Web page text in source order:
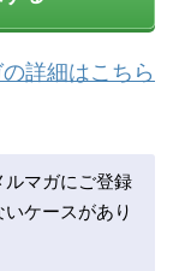
詳細はこちら
マガにご登録
ケースがあり